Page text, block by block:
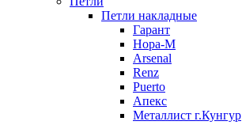
Петли накладные
Гарант
Нора-М
Arsenal
Renz
Puerto
Апекс
Металлист г.Кунгур